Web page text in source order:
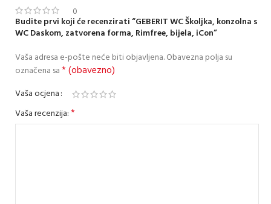
0
Budite prvi koji će recenzirati “GEBERIT WC Školjka, konzolna s
WC Daskom, zatvorena forma, Rimfree, bijela, iCon”
Vaša adresa e-pošte neće biti objavljena.Obavezna polja su
označena sa* (obavezno)
Vaša ocjena
Vaša recenzija:*